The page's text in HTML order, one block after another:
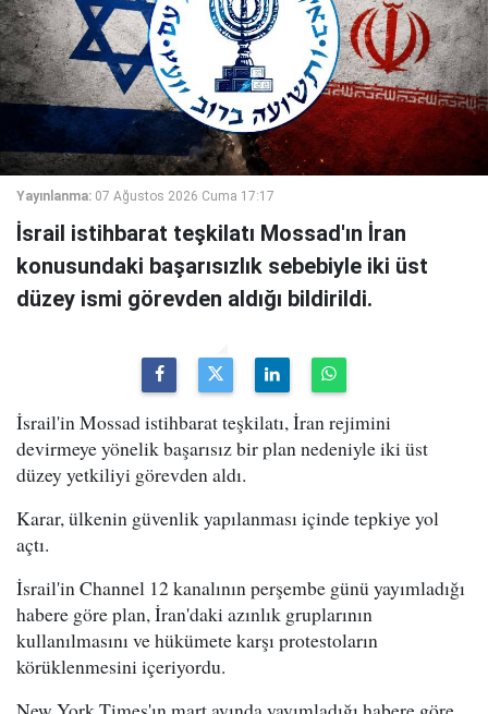
Yayınlanma: 07 Ağustos 2026 Cuma 17:17
İsrail istihbarat teşkilatı Mossad'ın İran
konusundaki başarısızlık sebebiyle iki üst
düzey ismi görevden aldığı bildirildi.
İsrail'in Mossad istihbarat teşkilatı, İran rejimini
devirmeye yönelik başarısız bir plan nedeniyle iki üst
düzey yetkiliyi görevden aldı.
Karar, ülkenin güvenlik yapılanması içinde tepkiye yol
açtı.
İsrail'in Channel 12 kanalının perşembe günü yayımladığı
habere göre plan, İran'daki azınlık gruplarının
kullanılmasını ve hükümete karşı protestoların
körüklenmesini içeriyordu.